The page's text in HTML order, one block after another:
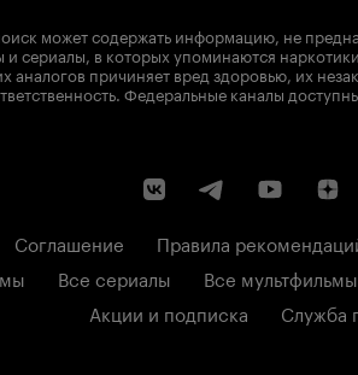
может содержать информацию, не
сериалы, в которых упоминаются
аналогов причиняет вред здоровью, их
Федеральные каналы
Соглашение Правила
Все сериалы Все мультфильмы
Акции и подписка
Служба